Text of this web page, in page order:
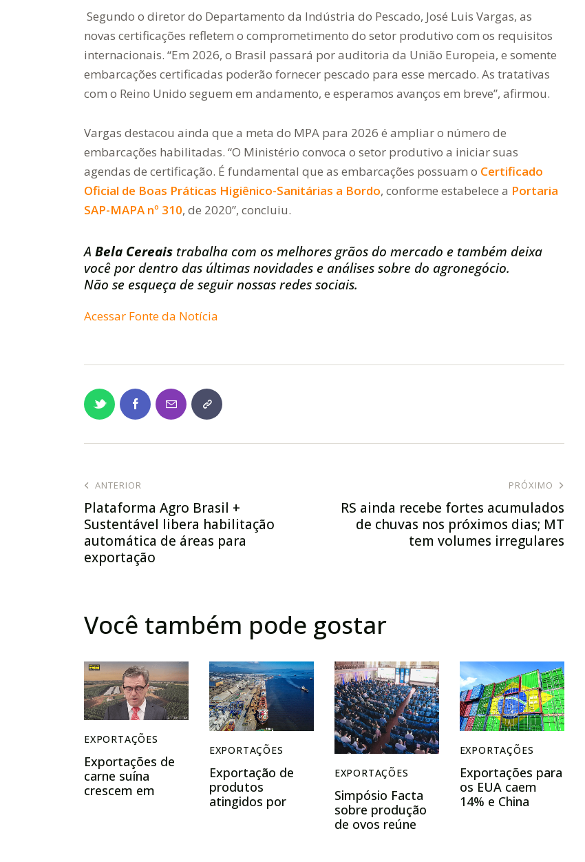
Segundo o diretor do Departamento da Indústria do Pescado, José Luis Vargas, as
novas certificações refletem o comprometimento do setor produtivo com os requisitos
internacionais. “Em 2026, o Brasil passará por auditoria da União Europeia, e somente
embarcações certificadas poderão fornecer pescado para esse mercado. As tratativas
com o Reino Unido seguem em andamento, e esperamos avanços em breve”, afirmou.
Vargas destacou ainda que a meta do MPA para 2026 é ampliar o número de
embarcações habilitadas. “O Ministério convoca o setor produtivo a iniciar suas
agendas de certificação. É fundamental que as embarcações possuam o Certificado
Oficial de Boas Práticas Higiênico-Sanitárias a Bordo, conforme estabelece a Portaria
SAP-MAPA nº 310, de 2020”, concluiu.
A Bela Cereais trabalha com os melhores grãos do mercado e também deixa
você por dentro das últimas novidades e análises sobre do agronegócio.
Não se esqueça de seguir nossas redes sociais.
Acessar Fonte da Notícia
ANTERIOR
Plataforma Agro Brasil +
Sustentável libera habilitação
automática de áreas para
exportação
PRÓXIMO
RS ainda recebe fortes acumulados
de chuvas nos próximos dias; MT
tem volumes irregulares
Você também pode gostar
EXPORTAÇÕES
Exportações de
carne suína
crescem em
EXPORTAÇÕES
Exportação de
produtos
atingidos por
EXPORTAÇÕES
Simpósio Facta
sobre produção
de ovos reúne
EXPORTAÇÕES
Exportações para
os EUA caem
14% e China